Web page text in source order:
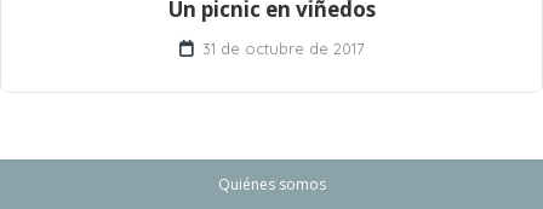
Un picnic en viñedos
31 de octubre de 2017
Quiénes somos